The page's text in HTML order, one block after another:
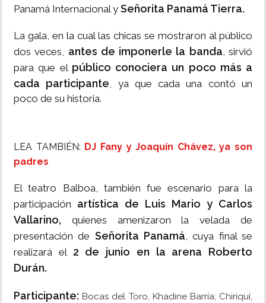
Panamá Internacional y Señorita Panamá Tierra.
La gala, en la cual las chicas se mostraron al público
dos veces, antes de imponerle la banda, sirvió
para que el público conociera un poco más a
cada participante, ya que cada una contó un
poco de su historia.
LEA TAMBIÉN: DJ Fany y Joaquín Chávez, ya son
padres
El teatro Balboa, también fue escenario para la
participación artística de Luis Mario y Carlos
Vallarino, quienes amenizaron la velada de
presentación de Señorita Panamá, cuya final se
realizará el 2 de junio en la arena Roberto
Durán.
Participante: Bocas del Toro, Khadine Barría; Chiriquí,